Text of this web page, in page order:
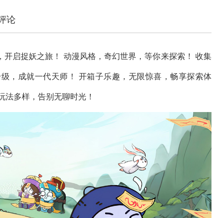
论
启捉妖之旅！ 动漫风格，奇幻世界，等你来探索！ 收集
，成就一代天师！ 开箱子乐趣，无限惊喜，畅享探索体
多样，告别无聊时光！